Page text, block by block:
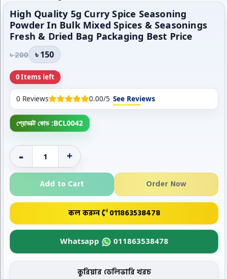
High Quality 5g Curry Spice Seasoning
Powder In Bulk Mixed Spices & Seasonings
Fresh & Dried Bag Packaging Best Price
৳ 200 ৳ 150
0 Items left
0 Reviews 0.00/5 See Reviews
প্রোডাক্ট কোড :BCL0042
- +
Add to Cart Order Now
কল করুন 011863538478
Whatsapp 011863538478
কুরিয়ার ডেলিভারি খরচ